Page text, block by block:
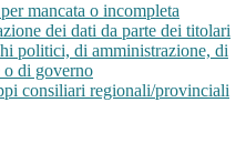
mancata o incompleta
dei dati da parte dei titolari
politici, di amministrazione, di
o di governo
consiliari regionali/provinciali